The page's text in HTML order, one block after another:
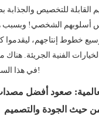
القابلة للتخصيص والجذابة
أسلوبهم الشخصي! وبسبب
خطوط إنتاجهم،
الفنية الجريئة.
في هذا السوق المتطور باستمرار!
العالمية: صعود أفضل
حيث الجودة والتصميم